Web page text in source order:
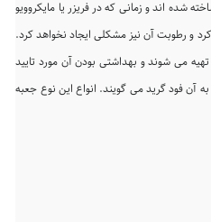
شده اند و زمانی که در فریزر یا مایکروویو
کرد و رطوبت آن نیز مشکلی ایجاد نخواهد کرد.
تهیه می شوند و بهداشتی بودن آن مورد تایید
آن فود گرید می گویند. انواع این نوع جعبه